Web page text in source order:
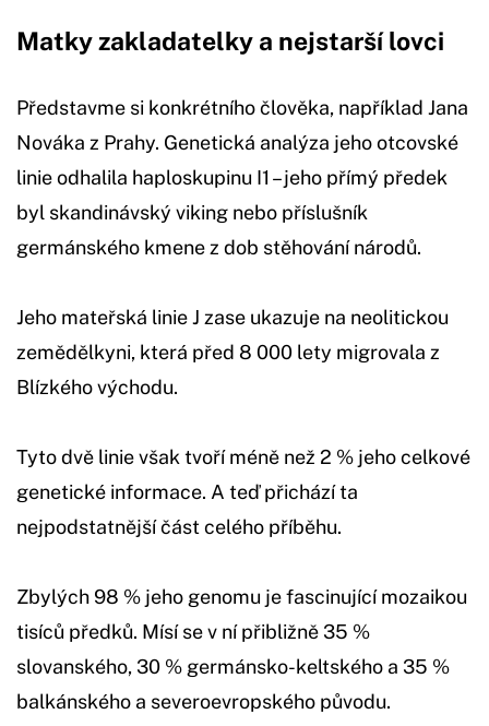
Matky zakladatelky a nejstarší lovci
Představme si konkrétního člověka, například Jana
Nováka z Prahy. Genetická analýza jeho otcovské
linie odhalila haploskupinu I1 – jeho přímý předek
byl skandinávský viking nebo příslušník
germánského kmene z dob stěhování národů.
Jeho mateřská linie J zase ukazuje na neolitickou
zemědělkyni, která před 8 000 lety migrovala z
Blízkého východu.
Tyto dvě linie však tvoří méně než 2 % jeho celkové
genetické informace. A teď přichází ta
nejpodstatnější část celého příběhu.
Zbylých 98 % jeho genomu je fascinující mozaikou
tisíců předků. Mísí se v ní přibližně 35 %
slovanského, 30 % germánsko-keltského a 35 %
balkánského a severoevropského původu.